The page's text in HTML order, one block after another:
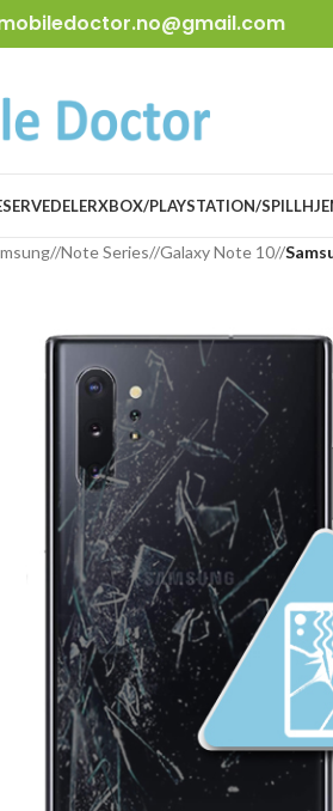
XBOX/PLAYSTATION/SPILL
/ Note Series/ Galaxy Note 10/